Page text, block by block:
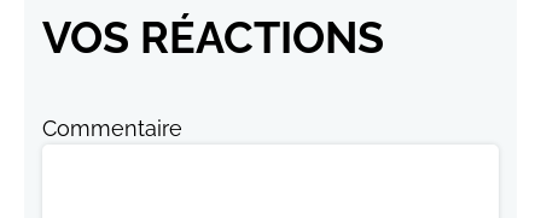
VOS RÉACTIONS
Commentaire